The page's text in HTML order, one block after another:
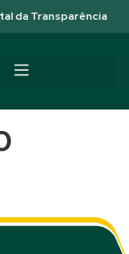
da Transparência